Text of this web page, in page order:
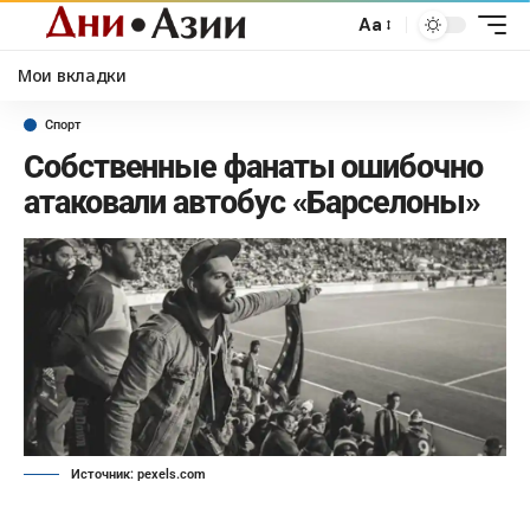
Aa
Мои вкладки
Спорт
Собственные фанаты ошибочно
атаковали автобус «Барселоны»
Источник: pexels.com